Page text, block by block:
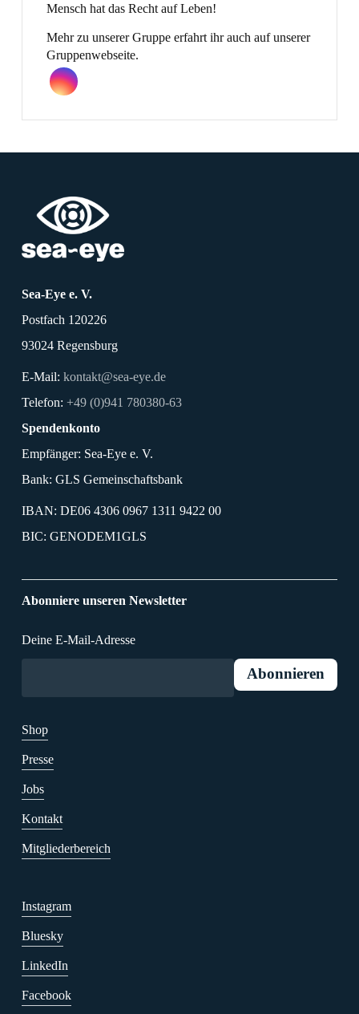
Mensch hat das Recht auf Leben!
Mehr zu unserer Gruppe erfahrt ihr auch auf unserer
Gruppenwebseite.
Sea-Eye e. V.
Postfach 120226
93024 Regensburg
E-Mail: kontakt@sea-eye.de
Telefon: +49 (0)941 780380-63
Spendenkonto
Empfänger: Sea-Eye e. V.
Bank: GLS Gemeinschaftsbank
IBAN: DE06 4306 0967 1311 9422 00
BIC: GENODEM1GLS
Abonniere unseren Newsletter
Deine E-Mail-Adresse
Shop
Presse
Jobs
Kontakt
Mitgliederbereich
Instagram
Bluesky
LinkedIn
Facebook